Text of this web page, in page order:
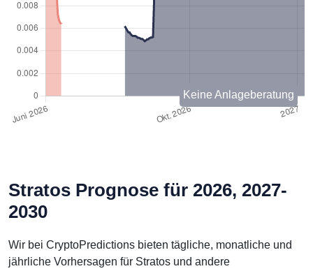
Keine Anlageberatung
Stratos Prognose für 2026, 2027-
2030
Wir bei CryptoPredictions bieten tägliche, monatliche und
jährliche Vorhersagen für Stratos und andere